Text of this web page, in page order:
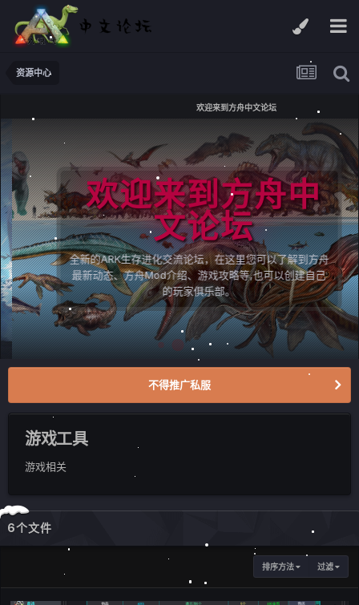
资源中心
欢迎来到方舟中文论坛
欢迎来到方舟中
文论坛
全新的ARK生存进化交流论坛，在这里您可以了解到方舟
最新动态、方舟Mod介绍、游戏攻略等,也可以创建自己
的玩家俱乐部。
不得推广私服
游戏工具
游戏相关
6个文件
排序方法 过滤